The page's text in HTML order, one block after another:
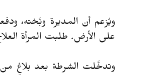
ويُزعم أن المديرة وبَّخته،
على الأرض. طلبت المرأة
وتدخَّلت الشرطة بعد بلاغٍ من